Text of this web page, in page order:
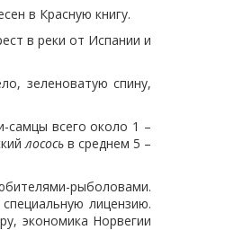
в Красную книгу.
в реки от Испании и
зеленоватую спину,
самцы всего около 1 –
лососьв среднем 5 –
рыболовами.
лицензию.
экономика Норвегии